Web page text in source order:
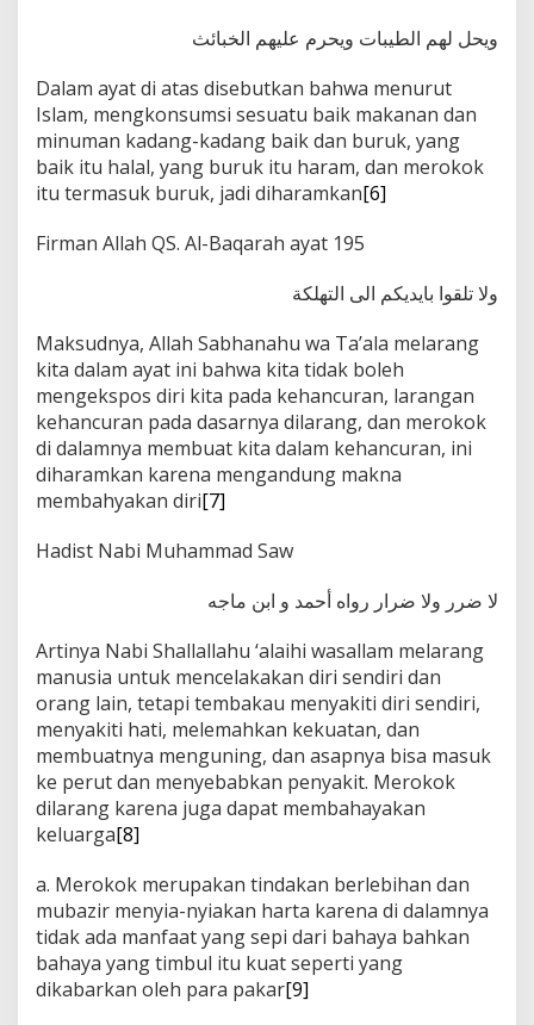
ويحل لهم الطيبات ويحرم عليهم الخبائث
Dalam ayat di atas disebutkan bahwa menurut
Islam, mengkonsumsi sesuatu baik makanan dan
minuman kadang-kadang baik dan buruk, yang
baik itu halal, yang buruk itu haram, dan merokok
itu termasuk buruk, jadi diharamkan[6]
Firman Allah QS. Al-Baqarah ayat 195
ولا تلقوا بايديكم الى التهلكة
Maksudnya, Allah Sabhanahu wa Ta’ala melarang
kita dalam ayat ini bahwa kita tidak boleh
mengekspos diri kita pada kehancuran, larangan
kehancuran pada dasarnya dilarang, dan merokok
di dalamnya membuat kita dalam kehancuran, ini
diharamkan karena mengandung makna
membahyakan diri[7]
Hadist Nabi Muhammad Saw
لا ضرر ولا ضرار رواه أحمد و ابن ماجه
Artinya Nabi Shallallahu ‘alaihi wasallam melarang
manusia untuk mencelakakan diri sendiri dan
orang lain, tetapi tembakau menyakiti diri sendiri,
menyakiti hati, melemahkan kekuatan, dan
membuatnya menguning, dan asapnya bisa masuk
ke perut dan menyebabkan penyakit. Merokok
dilarang karena juga dapat membahayakan
keluarga[8]
a. Merokok merupakan tindakan berlebihan dan
mubazir menyia-nyiakan harta karena di dalamnya
tidak ada manfaat yang sepi dari bahaya bahkan
bahaya yang timbul itu kuat seperti yang
dikabarkan oleh para pakar[9]